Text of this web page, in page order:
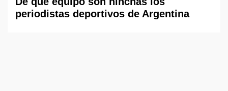
periodistas deportivos de Argentina